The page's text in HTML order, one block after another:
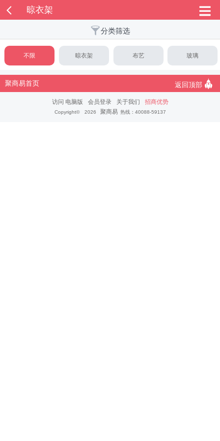
 晾衣架 
分类筛选
不限 晾衣架 布艺 玻璃
聚商易首页 返回顶部 
访问 电脑版 会员登录 关于我们 招商优势
Copyright© 2026 聚商易 热线：40088-59137